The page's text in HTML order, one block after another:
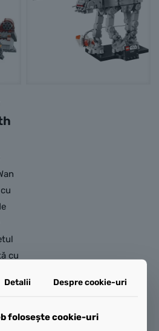
cu
LEGO AT-AT™
pe Hoth în casa ta cu acest
Detalii Despre cookie-uri
folosește cookie-uri